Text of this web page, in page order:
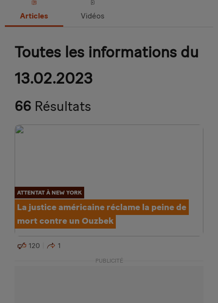
Articles Vidéos
Toutes les informations du
13.02.2023
66 Résultats
ATTENTAT À NEW YORK
La justice américaine réclame la peine de
mort contre un Ouzbek
120 1
PUBLICITÉ